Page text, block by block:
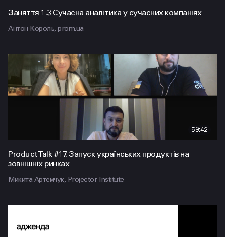
Заняття 1.3 Сучасна аналітика у сучасних компаніях
Антон Король, prom.ua
59:42
Product Talk #17. Запуск українських продуктів на
зовнішніх ринках
Микита Артемчук, Projector Institute